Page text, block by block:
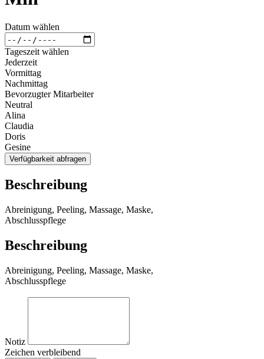
Datum wählen
Tageszeit wählen
Jederzeit
Vormittag
Nachmittag
Bevorzugter Mitarbeiter
Neutral
Alina
Claudia
Doris
Gesine
Verfügbarkeit abfragen
Beschreibung
Abreinigung, Peeling, Massage, Maske,
Abschlusspflege
Beschreibung
Abreinigung, Peeling, Massage, Maske,
Abschlusspflege
Notiz
Zeichen verbleibend